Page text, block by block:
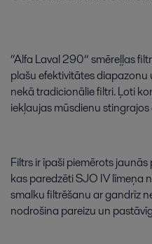
“Alfa Laval290”smēreļļas
plašuefektivitātesdiapazonu
nekātradicionāliefiltri.Ļoti
iekļaujasmūsdienustingrajos
Filtrsirīpašipiemērotsjaunās
kasparedzētiSJO IVlīmeņa
smalkufiltrēšanuargandrīz
nodrošina pareizu un